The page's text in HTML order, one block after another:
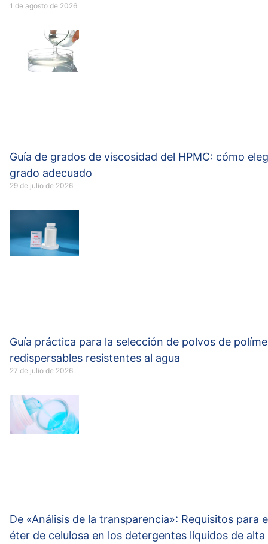
1 de agosto de 2026
Guía de grados de viscosidad del HPMC: cómo
grado adecuado
29 de julio de 2026
Guía práctica para la selección de polvos de
redispersables resistentes al agua
27 de julio de 2026
De «Análisis de la transparencia»: Requisitos para
éter de celulosa en los detergentes líquidos de alta